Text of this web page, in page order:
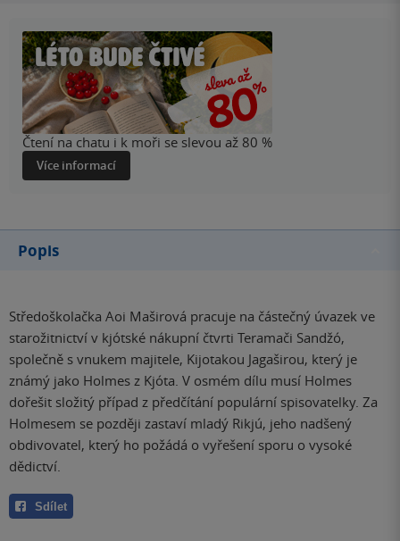
Čtení na chatu i k moři se slevou až 80 %
Více informací
Popis
Středoškolačka Aoi Maširová pracuje na částečný úvazek ve
starožitnictví v kjótské nákupní čtvrti Teramači Sandžó,
společně s vnukem majitele, Kijotakou Jagaširou, který je
známý jako Holmes z Kjóta. V osmém dílu musí Holmes
dořešit složitý případ z předčítání populární spisovatelky. Za
Holmesem se později zastaví mladý Rikjú, jeho nadšený
obdivovatel, který ho požádá o vyřešení sporu o vysoké
dědictví.
Sdílet